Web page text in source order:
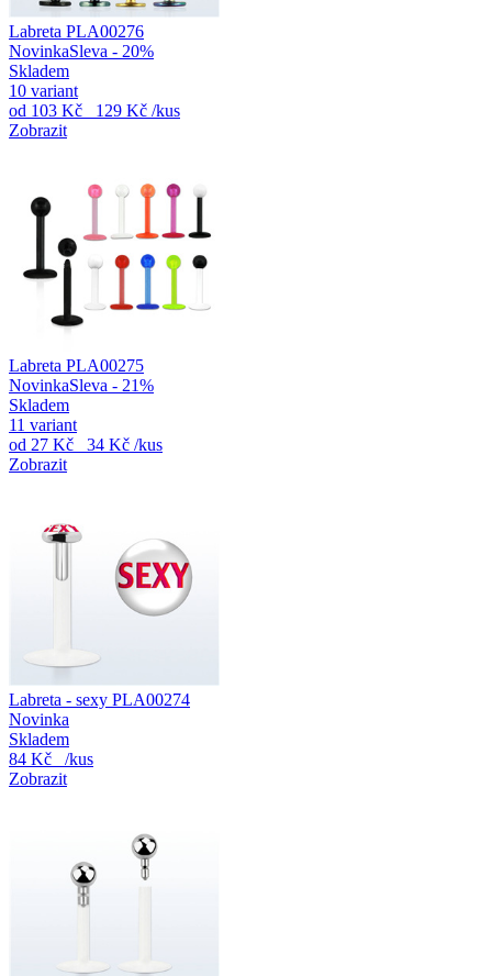
Labreta PLA00276
NovinkaSleva - 20%
Skladem
10 variant
od 103 Kč 129 Kč /kus
Zobrazit
Labreta PLA00275
NovinkaSleva - 21%
Skladem
11 variant
od 27 Kč 34 Kč /kus
Zobrazit
Labreta - sexy PLA00274
Novinka
Skladem
84 Kč
/kus
Zobrazit